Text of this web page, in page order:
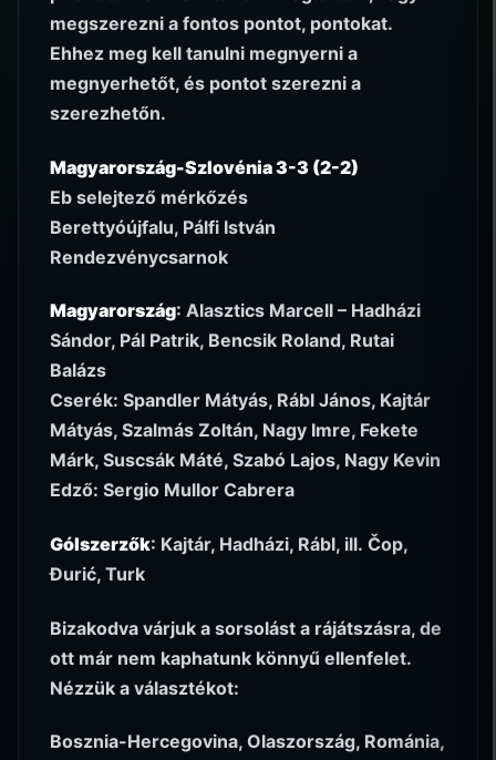
megszerezni a fontos pontot, pontokat.
Ehhez meg kell tanulni megnyerni a
megnyerhetőt, és pontot szerezni a
szerezhetőn.
Magyarország-Szlovénia 3-3 (2-2)
Eb selejtező mérkőzés
Berettyóújfalu, Pálfi István
Rendezvénycsarnok
Magyarország: Alasztics Marcell – Hadházi
Sándor, Pál Patrik, Bencsik Roland, Rutai
Balázs
Cserék: Spandler Mátyás, Rábl János, Kajtár
Mátyás, Szalmás Zoltán, Nagy Imre, Fekete
Márk, Suscsák Máté, Szabó Lajos, Nagy Kevin
Edző: Sergio Mullor Cabrera
Gólszerzők: Kajtár, Hadházi, Rábl, ill. Čop,
Đurić, Turk
Bizakodva várjuk a sorsolást a rájátszásra, de
ott már nem kaphatunk könnyű ellenfelet.
Nézzük a választékot:
Bosznia-Hercegovina, Olaszország, Románia,